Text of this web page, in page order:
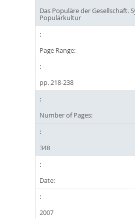
Das Populäre der Gesellschaft.
Populärkultur
Page Range:
pp. 218-238
Number of Pages:
348
Date:
2007